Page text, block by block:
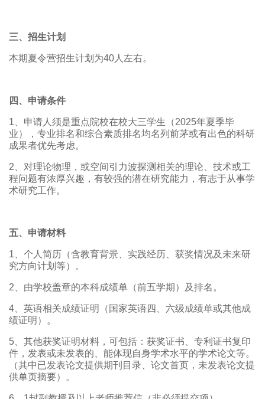
三、招生计划
本期夏令营招生计划为40人左右。
四、申请条件
1、申请人须是重点院校在校大三学生（2025年夏季毕
业），专业排名和综合素质排名均名列前茅或有出色的科研
成果者优先考虑。
2、对理论物理，或空间引力波探测相关的理论、技术或工
程问题有浓厚兴趣，有较强的潜在研究能力，有志于从事学
术研究工作。
五、申请材料
1、个人简历（含教育背景、实践经历、获奖情况及未来研
究方向计划等）。
2、由学校盖章的本科成绩单（前五学期）及排名。
4、英语相关成绩证明（国家英语四、六级成绩单或其他成
绩证明）。
5、其他获奖证明材料，可包括：获奖证书、专利证书复印
件，发表或未发表的、能体现自身学术水平的学术论文等。
（其中已发表论文提供期刊目录、论文首页，未发表论文提
供单页摘要）。